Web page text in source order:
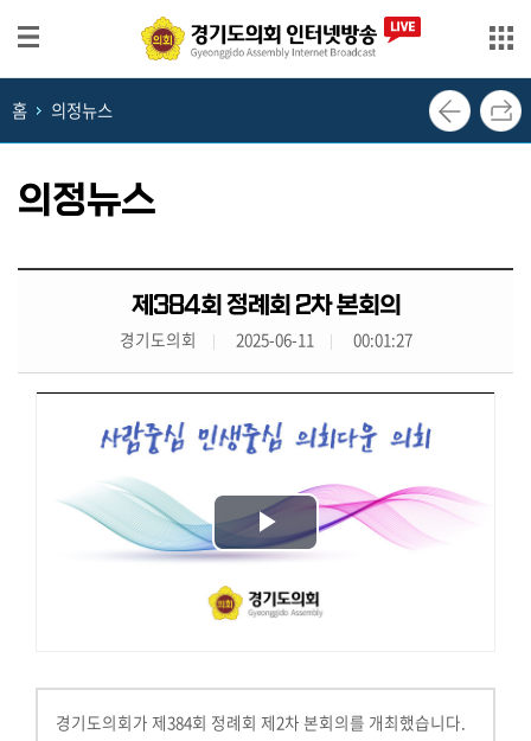
생
방
의
상
홈 의정뉴스
의정뉴스
제384회 정례회 2차 본회의
경기도의회 2025-06-11 00:01:27
Play
Video
경기도의회가 제384회 정례회 제2차 본회의를 개최했습니다.